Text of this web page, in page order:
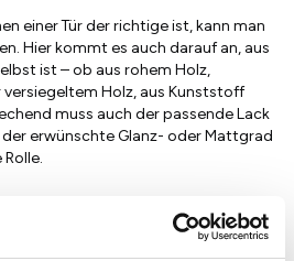
einer Tür der richtige ist, kann man
Hier kommt es auch darauf an, aus
ist – ob aus rohem Holz,
Holz, aus Kunststoff
muss auch der passende Lack
erwünschte Glanz- oder Mattgrad